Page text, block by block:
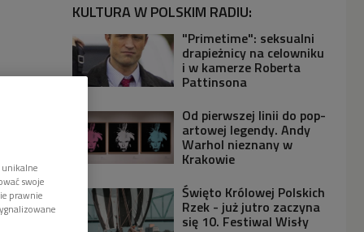
KULTURA W POLSKIM RADIU:
"Primetime": seksualni
drapieżnicy na celowniku
i w kamerze Roberta
Pattinsona
Od pierwszej linii do pop-
artowej legendy. Andy
Warhol nieznany w
Krakowie
Święto Królowej Polskich
Rzek - już jutro zaczyna
się 10. Festiwal Wisły
swoje
prawnie